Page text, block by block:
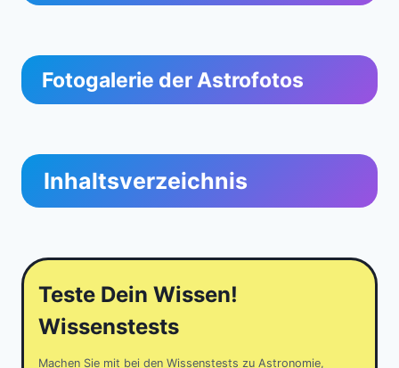
Fotogalerie der Astrofotos
Inhaltsverzeichnis
Teste Dein Wissen!
Wissenstests
Machen Sie mit bei den Wissenstests zu Astronomie,